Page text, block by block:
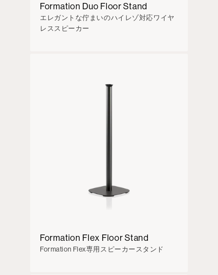
Formation Duo Floor Stand
エレガントな佇まいのハイレゾ対応ワイヤ
レススピーカー
Formation Flex Floor Stand
Formation Flex専用スピーカースタンド